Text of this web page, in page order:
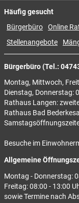
Bürgerbüro (Tel.:
Montag, Mittwoch,
Dienstag, Donnerstag:
Rathaus Langen:
Rathaus Bad
Besuche im
Allgemeine
Montag - Donnerstag:
Freitag: 08:00 - 13:00
sowie Termine nach
Häufig gesucht
Bürgerbüro Online
Stellenangebote